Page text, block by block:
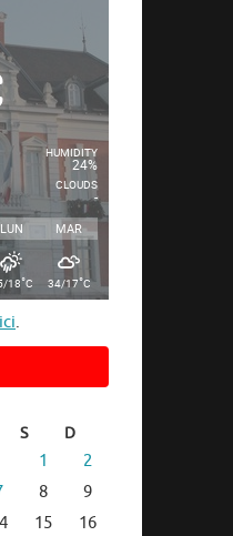
HUMIDITY
24%
CLOUDS
-
LUN MAR
18°C 34/17°C
.
S D
1
2
8
9
15
16